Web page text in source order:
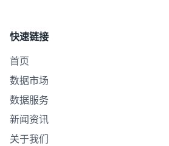
快速链接
首页
数据市场
数据服务
新闻资讯
关于我们